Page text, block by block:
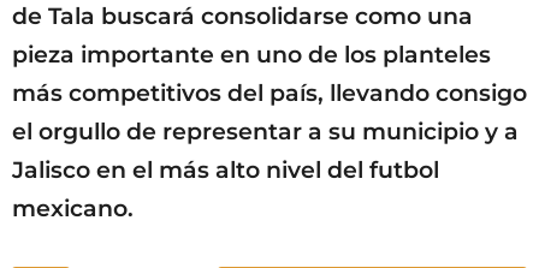
de Tala buscará consolidarse como una
pieza importante en uno de los planteles
más competitivos del país, llevando consigo
el orgullo de representar a su municipio y a
Jalisco en el más alto nivel del futbol
mexicano.